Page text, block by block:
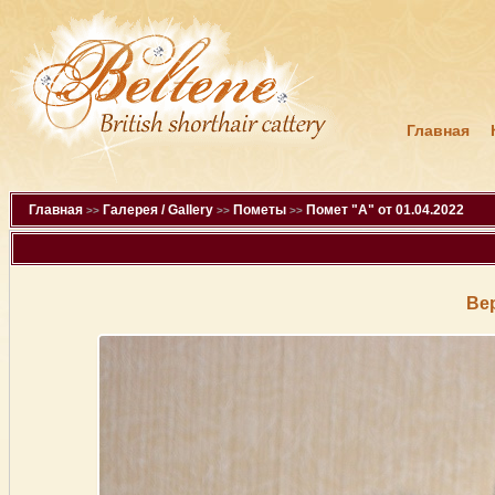
Главная
Главная >> Галерея / Gallery >> Пометы >> Помет "A" от 01.04.2022